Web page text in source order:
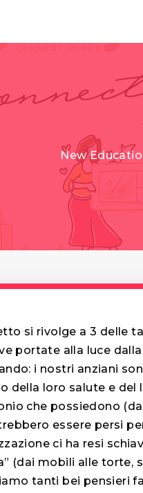
New
si rivolge a 3 delle
portate alla luce dalla
i nostri anziani
della loro salute e del
che possiedono
essere persi
ci ha resi
(dai mobili alle torte,
tanti bei pensieri